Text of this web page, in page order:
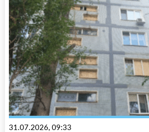
31.07.2026, 09:33